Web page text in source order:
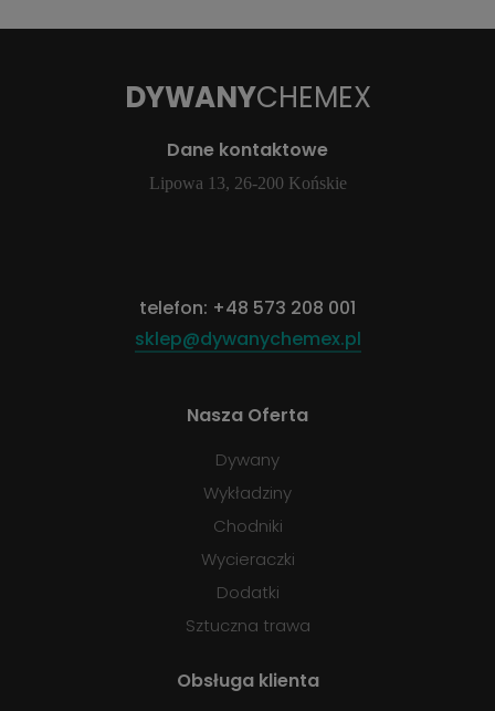
DYWANYCHEMEX
Dane kontaktowe
Lipowa 13, 26-200 Końskie
telefon: +48 573 208 001
sklep@dywanychemex.pl
Nasza Oferta
Dywany
Wykładziny
Chodniki
Wycieraczki
Dodatki
Sztuczna trawa
Obsługa klienta